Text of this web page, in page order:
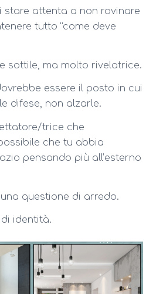
stare attenta a non rovinare
tutto “come deve
sottile, ma molto rivelatrice.
essere il posto in cui
difese, non alzarle.
trice che
che tu abbia
pensando più all’esterno
questione di arredo.
identità.